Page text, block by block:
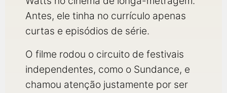
Antes, ele tinha no currículo apenas
curtas e episódios de série.
O filme rodou o circuito de festivais
independentes, como o Sundance, e
chamou atenção justamente por ser